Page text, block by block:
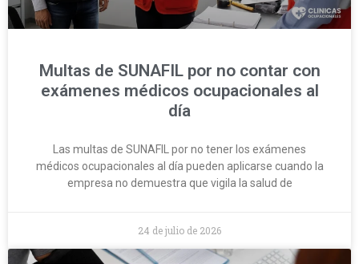
Multas de SUNAFIL por no contar con
exámenes médicos ocupacionales al
día
Las multas de SUNAFIL por no tener los exámenes
médicos ocupacionales al día pueden aplicarse cuando la
empresa no demuestra que vigila la salud de
24 de julio de 2026